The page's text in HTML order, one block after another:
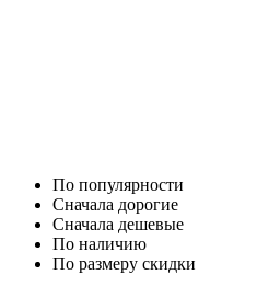
По популярности
Cначала дорогие
Cначала дешевые
По наличию
По размеру скидки